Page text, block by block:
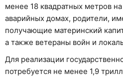
менее 18 квадратных метров
аварийных домах, родители,
получающие материнский
а также ветераны войн и
Для реализации
потребуется не менее 1,9